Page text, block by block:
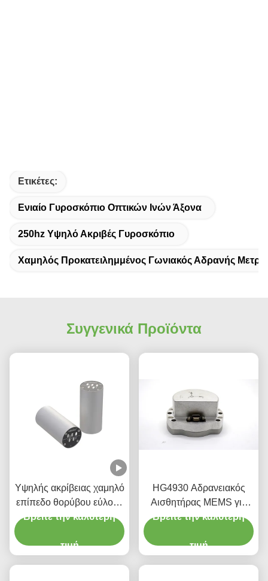
Ετικέτες:
Ενιαίο Γυροσκόπιο Οπτικών Ινών Άξονα
250hz Υψηλό Ακριβές Γυροσκόπιο
Χαμηλός Προκατειλημμένος Γωνιακός Αδρανής
Συγγενικά Προϊόντα
Υψηλής ακρίβειας χαμηλό
επίπεδο θορύβου εύλογο
κόστος Οπτική
γυροσκόπησης
Βρείτε την καλύτερη
τιμή
HG4930 Αδρανειακός
Αισθητήρας MEMS για
Αισθητήρες
Κίνησης Ακριβείας
Βρείτε την καλύτερη
τιμή